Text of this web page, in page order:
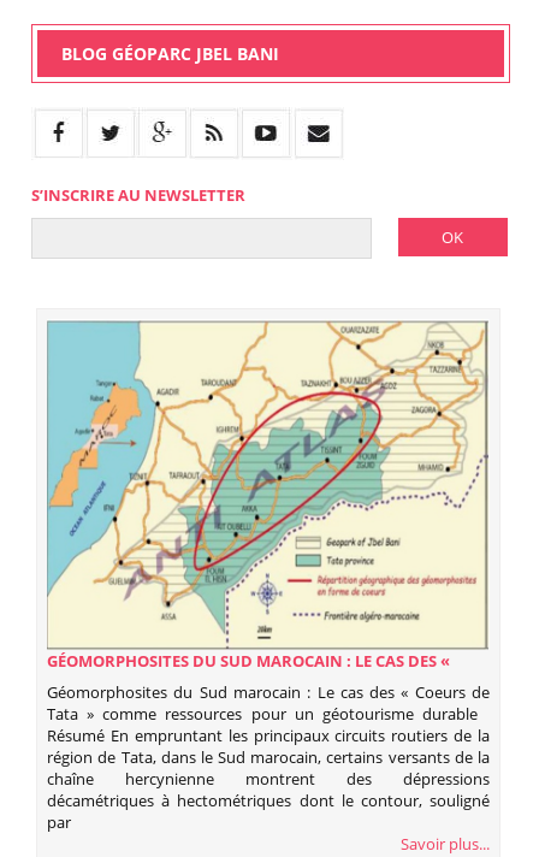
BLOG GÉOPARC JBEL BANI
S’INSCRIRE AU NEWSLETTER
GÉOMORPHOSITES DU SUD MAROCAIN : LE CAS DES «
COEURS DE TATA » COMME RESSOURCES POUR UN
GÉOTOURISME DURABLE
Géomorphosites du Sud marocain : Le cas des « Coeurs de
Tata » comme ressources pour un géotourisme durable
Résumé En empruntant les principaux circuits routiers de la
région de Tata, dans le Sud marocain, certains versants de la
chaîne hercynienne montrent des dépressions
décamétriques à hectométriques dont le contour, souligné
par
Savoir plus...